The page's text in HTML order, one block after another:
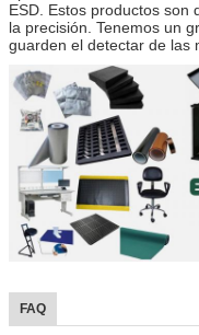
ESD. Estos productos son
la precisión. Tenemos un
guarden el detectar de las
FAQ